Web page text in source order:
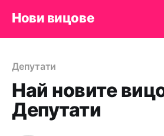
Нови вицове
Депутати
Най новите
Депутати